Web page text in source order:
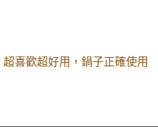
喜歡超好用，鍋子正確使用